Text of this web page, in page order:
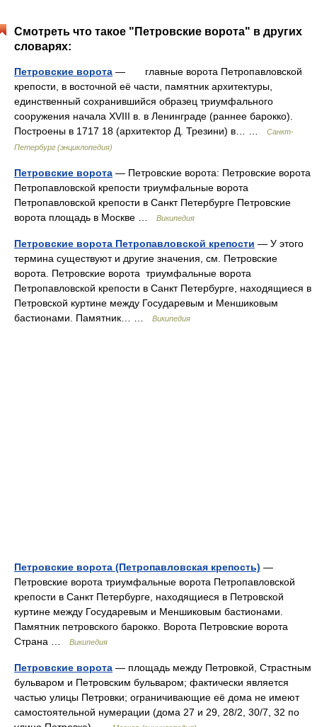
Смотреть что такое "Петровские ворота" в других
словарях:
Петровские ворота — главные ворота Петропавловской
крепости, в восточной её части, памятник архитектуры,
единственный сохранившийся образец триумфального
сооружения начала ХVIII в. в Ленинграде (раннее барокко).
Построены в 1717 18 (архитектор Д. Трезини) в… …
Санкт-
Петербург (энциклопедия)
Петровские ворота — Петровские ворота: Петровские ворота
Петропавловской крепости триумфальные ворота
Петропавловской крепости в Санкт Петербурге Петровские
ворота площадь в Москве …
Википедия
Петровские ворота Петропавловской крепости — У этого
термина существуют и другие значения, см. Петровские
ворота. Петровские ворота триумфальные ворота
Петропавловской крепости в Санкт Петербурге, находящиеся в
Петровской куртине между Государевым и Меншиковым
бастионами. Памятник… …
Википедия
Петровские ворота (Петропавловская крепость) —
Петровские ворота триумфальные ворота Петропавловской
крепости в Санкт Петербурге, находящиеся в Петровской
куртине между Государевым и Меншиковым бастионами.
Памятник петровского барокко. Ворота Петровские ворота
Страна …
Википедия
Петровские ворота — площадь между Петровкой, Страстным
бульваром и Петровским бульваром; фактически является
частью улицы Петровки; ограничивающие её дома не имеют
самостоятельной нумерации (дома 27 и 29, 28/2, 30/7, 32 по